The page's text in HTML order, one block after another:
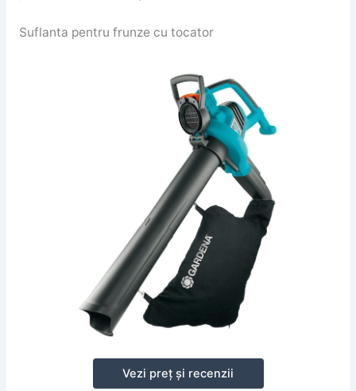
Suflanta pentru frunze cu tocator
Vezi preț și recenzii